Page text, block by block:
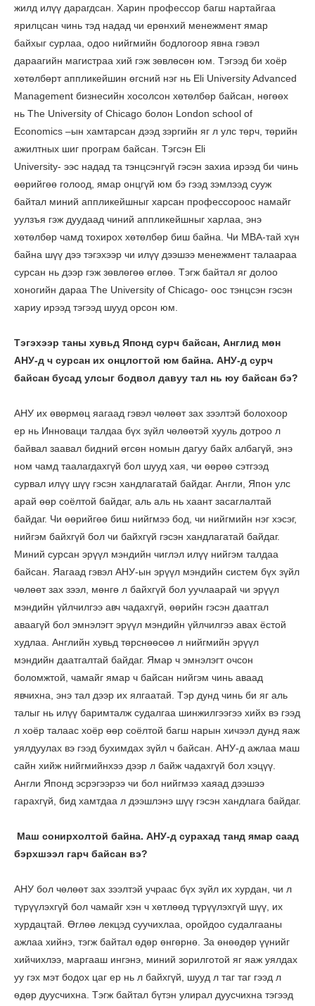
жилд илүү дарагдсан. Харин профессор багш нартайгаа
ярилцсан чинь тэд надад чи ерөнхий менежмент ямар
байхыг сурлаа, одоо нийгмийн бодлогоор явна гэвэл
дараагийн магистраа хий гэж зөвлөсөн юм. Тэгээд би хоёр
хөтөлбөрт аппликейшин өгсний нэг нь Eli University Advanced
Management бизнесийн хосолсон хөтөлбөр байсан, нөгөөх
нь The University of Chicago болон London school of
Economics –ын хамтарсан дээд зэргийн яг л улс төрч, төрийн
ажилтных шиг програм байсан. Тэгсэн Eli
University- ээс надад та тэнцсэнгүй гэсэн захиа ирээд би чинь
өөрийгөө голоод, ямар онцгүй юм бэ гээд зэмлээд сууж
байтал миний аппликейшныг харсан профессороос намайг
уулзъя гэж дуудаад чиний аппликейшныг харлаа, энэ
хөтөлбөр чамд тохирох хөтөлбөр биш байна. Чи MBA-тай хүн
байна шүү дээ тэгэхээр чи илүү дээшээ менежмент талаараа
сурсан нь дээр гэж зөвлөгөө өглөө. Тэгж байтал яг долоо
хоногийн дараа The University of Chicago- оос тэнцсэн гэсэн
хариу ирээд тэгээд шууд орсон юм.
Тэгэхээр таны хувьд Японд сурч байсан, Англид мөн
АНУ-д ч сурсан их онцлогтой юм байна. АНУ-д сурч
байсан бусад улсыг бодвол давуу тал нь юу байсан бэ?
АНУ их өвөрмөц яагаад гэвэл чөлөөт зах зээлтэй болохоор
ер нь Инноваци талдаа бүх зүйл чөлөөтэй хууль дотроо л
байвал заавал бидний өгсөн номын дагуу байх албагүй, энэ
ном чамд таалагдахгүй бол шууд хая, чи өөрөө сэтгээд
сурвал илүү шүү гэсэн хандлагатай байдаг. Англи, Япон улс
арай өөр соёлтой байдаг, аль аль нь хаант засаглалтай
байдаг. Чи өөрийгөө биш нийгмээ бод, чи нийгмийн нэг хэсэг,
нийгэм байхгүй бол чи байхгүй гэсэн хандлагатай байдаг.
Миний сурсан эрүүл мэндийн чиглэл илүү нийгэм талдаа
байсан. Яагаад гэвэл АНУ-ын эрүүл мэндийн систем бүх зүйл
чөлөөт зах зээл, мөнгө л байхгүй бол уучлаарай чи эрүүл
мэндийн үйлчилгээ авч чадахгүй, өөрийн гэсэн даатгал
аваагүй бол эмнэлэгт эрүүл мэндийн үйлчилгээ авах ёстой
худлаа. Английн хувьд төрснөөсөө л нийгмийн эрүүл
мэндийн даатгалтай байдаг. Ямар ч эмнэлэгт очсон
боломжтой, чамайг ямар ч байсан нийгэм чинь аваад
явчихна, энэ тал дээр их ялгаатай. Тэр дунд чинь би яг аль
талыг нь илүү баримталж судалгаа шинжилгээгээ хийх вэ гээд
л хоёр талаас хоёр өөр соёлтой багш нарын хичээл дунд яаж
уялдуулах вэ гээд бухимдах зүйл ч байсан. АНУ-д ажлаа маш
сайн хийж нийгмийнхээ дээр л байж чадахгүй бол хэцүү.
Англи Японд эсрэгээрээ чи бол нийгмээ хаяад дээшээ
гарахгүй, бид хамтдаа л дээшлэнэ шүү гэсэн хандлага байдаг.
Маш сонирхолтой байна. АНУ-д сурахад танд ямар саад
бэрхшээл гарч байсан вэ?
АНУ бол чөлөөт зах зээлтэй учраас бүх зүйл их хурдан, чи л
түрүүлэхгүй бол чамайг хэн ч хөтлөөд түрүүлэхгүй шүү, их
хурдацтай. Өглөө лекцэд суучихлаа, оройдоо судалгааны
ажлаа хийнэ, тэгж байтал өдөр өнгөрнө. За өнөөдөр үүнийг
хийчихлээ, маргааш ингэнэ, миний зорилготой яг яаж уялдах
уу гэх мэт бодох цаг ер нь л байхгүй, шууд л таг таг гээд л
өдөр дуусчихна. Тэгж байтал бүтэн улирал дуусчихна тэгээд